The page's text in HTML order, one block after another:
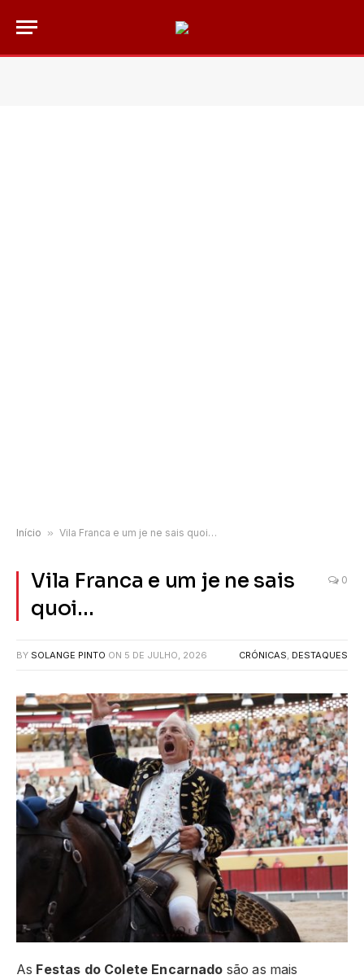
Início » Vila Franca e um je ne sais quoi…
Vila Franca e um je ne sais
quoi…
0
BY SOLANGE PINTO ON 5 DE JULHO, 2026 CRÓNICAS, DESTAQUES
As Festas do Colete Encarnado são as mais